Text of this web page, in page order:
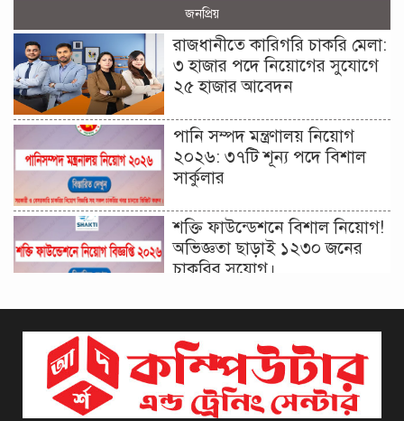
জনপ্রিয়
রাজধানীতে কারিগরি চাকরি মেলা:
৩ হাজার পদে নিয়োগের সুযোগে
২৫ হাজার আবেদন
পানি সম্পদ মন্ত্রণালয় নিয়োগ
২০২৬: ৩৭টি শূন্য পদে বিশাল
সার্কুলার
শক্তি ফাউন্ডেশনে বিশাল নিয়োগ!
অভিজ্ঞতা ছাড়াই ১২৩০ জনের
চাকরির সুযোগ।
বিজ্ঞপ্তি ২০২৬ | Taxes Zone
Dinajpur Job Circular 2026
বেসরকারি সংস্থা সেতু (SETU)